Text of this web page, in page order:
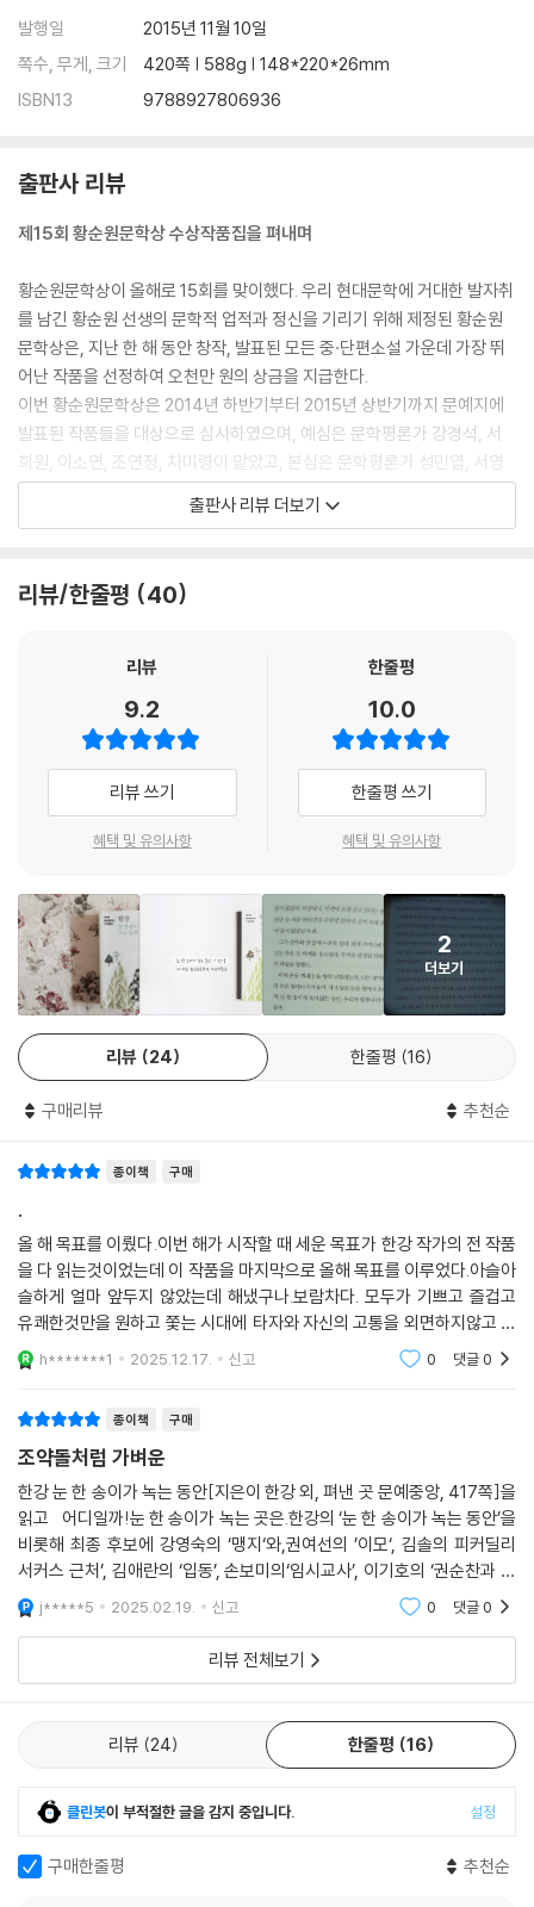
발행일
2015년 11월 10일
쪽수, 무게, 크기
420쪽 | 588g | 148*220*26mm
ISBN13
9788927806936
출판사 리뷰
제15회 황순원문학상 수상작품집을 펴내며
황순원문학상이 올해로 15회를 맞이했다. 우리 현대문학에 거대한 발자취
를 남긴 황순원 선생의 문학적 업적과 정신을 기리기 위해 제정된 황순원
문학상은, 지난 한 해 동안 창작, 발표된 모든 중·단편소설 가운데 가장 뛰
어난 작품을 선정하여 오천만 원의 상금을 지급한다.
이번 황순원문학상은 2014년 하반기부터 2015년 상반기까지 문예지에
발표된 작품들을 대상으로 심사하였으며, 예심은 문학평론가 강경석, 서
희원, 이소연, 조연정, 차미령이 맡았고, 본심은 문학평론가 성민엽, 서영
채, 심진경, 소설가 최윤, 임철우가 맡았다. 본심에서의 치열한 논의 끝에
이번 제15회 수상작은 한강의 「눈 한 송이가 녹는 동안」으로 결정되었다.
상 소감, 수상작가가 직접 쓴 연보와 윤경희 문학평론가의 수상작가 인터
온 문학세계를 넓고 깊게 살펴볼 기회가 될 것이다.
있는 흐름을 보여준다. 강영숙, 권여선, 김솔, 김애란, 손보미, 이기호, 정소
현, 조해진, 황정은의 작품들은 예민한 감각으로 현실과 맞닿은 우리 삶,
그리고 인간의 내면에 초점을 맞추고 있다. 이번 『제15회 황순원문학상 수
상작품집』은, 지금 한국문학의 뜨거운 박동을 느낄 수 있는 기회가 될 것이
“가장 도발적이고, 가장 매혹적인 상상력의 최전선!”
최종후보작 9편 … 강영숙, 권여선, 김솔, 김애란, 손보미, 이기호, 정소현,
조해진, 황정은
강영숙, 「맹지」
단편 「맹지」는 전자회사에 근무하는 ‘나’의 짝사랑과 부품 창고가 있는 ‘건
수 산업단지’로의 외근을 서사화하고 있는 텍스트이다. 개발이 중단된 건
영에게 줄 마카롱 상자를 들고 불길한 도시를 배회하는 ‘나’는 이곳에서 타
증오라고 부를 수 있는 오염된 정념이 자신의 내면에 아무렇지도 않게 도
카소처럼 명도만으로 이 어두운 시대의 심연을 그려내고 있다. ‘맹지(盲
地)’는 ‘눈먼 인간들의 땅’이며, 눈 감은 소설가의 망막 위에 어른거리는 시
대의 어두운 초상이다.
-서희원·문학평론가
권여선, 「이모」
“이모의 삶이야말로 가장 간단히 요약될 수 있는 삶이 아닐까.”라고 말하
는 권여선의 「이모」는 암투병중인 ‘윤경호’에 대해 말한다. 이십대부터 쉰
중반까지 가족을 부양하느라 결혼도 못한 채 신용불량자로, 비정규직으로
늙어온 그녀는 죽기 직전 2년간 온전히 자신만의 삶을 살 수 있었다. 외부
와 절연된 채 책만 읽으며 보낸 시간들은, 비록 최저 생활비로 유지되는 절
제의 생활이었을지언정 생의 의지로 빛나는 시간들이었다. 그 시간 끝에
죽음을 앞둔 그녀는 조카며느리에게 지난 삶의 내밀한 장면들을 말해본다.
대체로 알 수 없이 화가 났던 순간들이다. 불행했던 삶에 대한 회환을 토로
하는 것일까. 그렇게 단순히 말할 수는 없다. 스스로가 기억하는 자신의 한
평생은 그리 ‘간단히 요약’될 것은 아니므로. 어쩌면 그녀는 기억에서 잊히
지 않은 지난 삶의 불가해한 장면들을 복기하며 자신에게 이른 애도를 표
-조연정·문학평론가
김솔, 「피커딜리 서커스 근처」
화장실에서 울고 있는 ‘바이 부레(하마드 세와)’를 만나게 되고, 그를 아프
출판사 리뷰 더보기
리뷰/한줄평 40
리뷰
9.2
리뷰 쓰기
혜택 및 유의사항
한줄평
10.0
한줄평 쓰기
혜택 및 유의사항
2
더보기
리뷰 24 한줄평 16
구매리뷰 추천순
종이책 구매
.
올 해 목표를 이뤘다.이번 해가 시작할 때 세운 목표가 한강 작가의 전 작품
을 다 읽는것이었는데 이 작품을 마지막으로 올해 목표를 이루었다.아슬아
슬하게 얼마 앞두지 않았는데 해냈구나.보람차다. 모두가 기쁘고 즐겁고
유쾌한것만을 원하고 쫓는 시대에 타자와 자신의 고통을 외면하지않고 끝
까지 폭력의 역사와 삶의 민낯을 드러내려고 노력하는 작가 덕분에 나는
위로받은 한 해였
h*******1 2025.12.17. 신고 0 댓글0
종이책 구매
조약돌처럼 가벼운
한강 눈 한 송이가 녹는 동안[지은이 한강 외, 펴낸 곳 문예중앙, 417쪽]을
읽고 어디일까!눈 한 송이가 녹는 곳은.한강의 ‘눈 한 송이가 녹는 동안’을
비롯해 최종 후보에 강영숙의 ‘맹지‘와,권여선의 ’이모‘, 김솔의 피커딜리
서커스 근처’, 김애란의 ‘입동’, 손보미의‘임시교사’, 이기호의 ‘권순찬과 착
한 사람들’, 정소현의 ‘어제의 일들’, 조해진‘사물과의 작별’
j*****5 2025.02.19. 신고 0 댓글0
리뷰 전체보기
리뷰 24 한줄평 16
클린봇이 부적절한 글을 감지 중입니다. 설정
구매한줄평 추천순